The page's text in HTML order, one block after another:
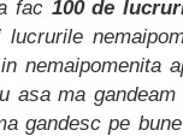
fac 100 de
lucrurile
in nemaipomenita
asa ma
gandesc pe